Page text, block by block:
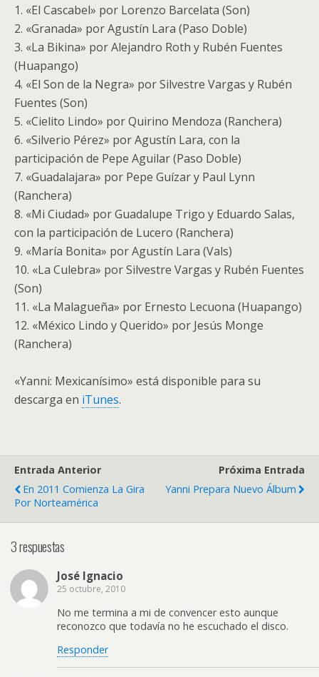
1. «El Cascabel» por Lorenzo Barcelata (Son)
2. «Granada» por Agustín Lara (Paso Doble)
3. «La Bikina» por Alejandro Roth y Rubén Fuentes
(Huapango)
4. «El Son de la Negra» por Silvestre Vargas y Rubén
Fuentes (Son)
5. «Cielito Lindo» por Quirino Mendoza (Ranchera)
6. «Silverio Pérez» por Agustín Lara, con la
participación de Pepe Aguilar (Paso Doble)
7. «Guadalajara» por Pepe Guízar y Paul Lynn
(Ranchera)
8. «Mi Ciudad» por Guadalupe Trigo y Eduardo Salas,
con la participación de Lucero (Ranchera)
9. «María Bonita» por Agustín Lara (Vals)
10. «La Culebra» por Silvestre Vargas y Rubén Fuentes
(Son)
11. «La Malagueña» por Ernesto Lecuona (Huapango)
12. «México Lindo y Querido» por Jesús Monge
(Ranchera)
«Yanni: Mexicanísimo» está disponible para su
descarga en iTunes.
Entrada Anterior
En 2011 Comienza La Gira
Por Norteamérica
Próxima Entrada
Yanni Prepara Nuevo Álbum
3 respuestas
José Ignacio
25 octubre, 2010
No me termina a mi de convencer esto aunque
reconozco que todavía no he escuchado el disco.
Responder